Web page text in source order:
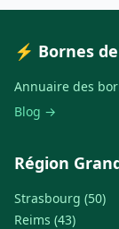
⚡ Bornes
Annuaire des
Blog →
Région
Strasbourg (50)
Reims (43)